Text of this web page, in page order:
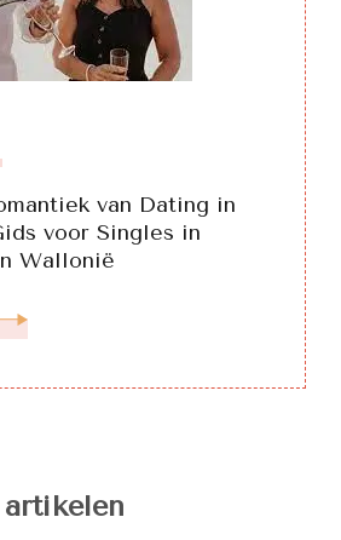
van Dating in
voor Singles in
Wallonië